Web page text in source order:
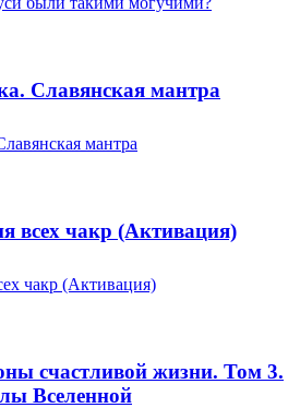
Славянская мантра
всех чакр (Активация)
счастливой жизни. Том 3.
Вселенной